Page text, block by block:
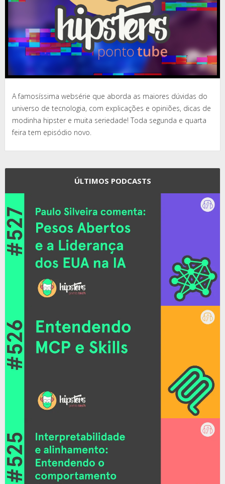
A famosíssima websérie que aborda as maiores dúvidas do
universo de tecnologia, com explicações e opiniões, dicas de
modinha hipster e muita seriedade! Toda segunda e quarta
feira tem episódio novo.
ÚLTIMOS PODCASTS